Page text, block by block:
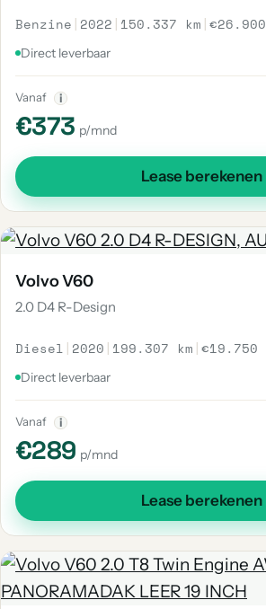
Benzine | 2022 | 150.337 km |€26.900
Direct leverbaar
Vanaf i
€373 p/mnd
Lease berekenen
Volvo V60
2.0 D4 R-Design
Diesel | 2020 | 199.307 km |€19.750
Direct leverbaar
Vanaf i
€289 p/mnd
Lease berekenen